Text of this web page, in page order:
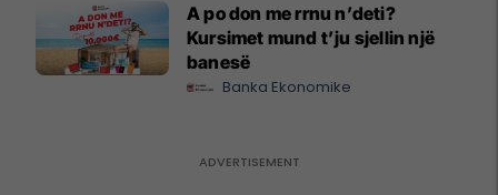
A po don me rrnu n’deti?
Kursimet mund t’ju sjellin një
banesë
Banka Ekonomike